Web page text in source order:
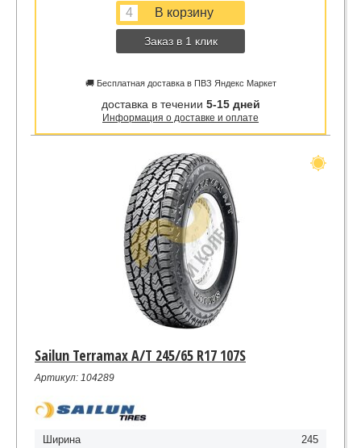
Заказ в 1 клик
🚚 Бесплатная доставка в ПВЗ Яндекс Маркет
доставка в течении 5-15 дней
Информация о доставке и оплате
Sailun Terramax A/T 245/65 R17 107S
Артикул: 104289
Ширина
245